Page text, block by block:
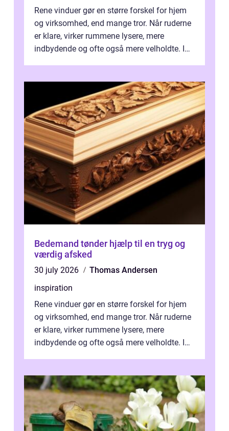
Rene vinduer gør en større forskel for hjem
og virksomhed, end mange tror. Når ruderne
er klare, virker rummene lysere, mere
indbydende og ofte også mere velholdte. I
Bedemand tønder hjælp til en tryg og
værdig afsked
30 july 2026
Thomas Andersen
inspiration
Rene vinduer gør en større forskel for hjem
og virksomhed, end mange tror. Når ruderne
er klare, virker rummene lysere, mere
indbydende og ofte også mere velholdte. I